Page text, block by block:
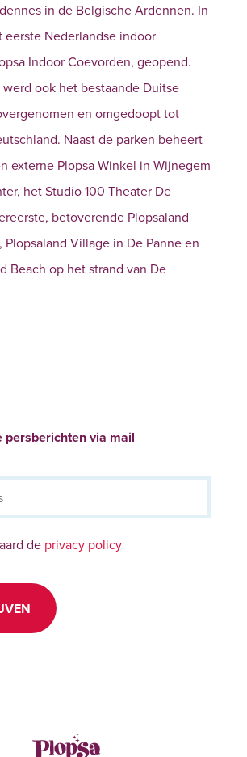
in de Belgische Ardennen. In
eerste Nederlandse indoor
Indoor Coevorden, geopend.
ook het bestaande Duitse
en omgedoopt tot
Naast de parken beheert
externe Plopsa Winkel in Wijnegem
het Studio 100 Theater De
betoverende Plopsaland
Plopsaland Village in De Panne en
Beach op het strand van De
persberichten via mail
de privacy policy